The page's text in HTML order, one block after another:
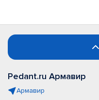
Pedant.ru Армавир
Армавир